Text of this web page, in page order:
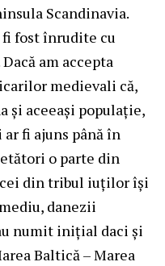
Scandinavia.
fost înrudite cu
am accepta
medievali că,
și aceeași populație,
fi ajuns până în
o parte din
cei din tribul iuților își
danezii
numit inițial daci și
Baltică – Marea